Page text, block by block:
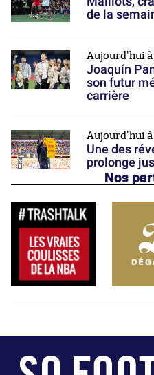
de la
Aujourd'hui à
Joaquín
son futur
carrière
Aujourd'hui à
Une des
prolonge
Nos